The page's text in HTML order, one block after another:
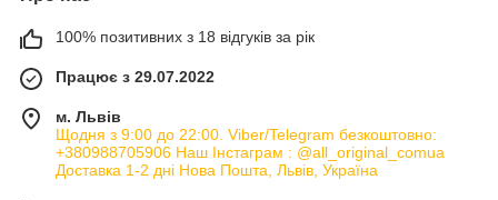
100% позитивних з 18 відгуків за рік
Працює з 29.07.2022
м. Львів
Щодня з 9:00 до 22:00. Viber/Telegram безкоштовно:
+380988705906 Наш Інстаграм : @all_original_comua
Доставка 1-2 дні Нова Пошта, Львів, Україна